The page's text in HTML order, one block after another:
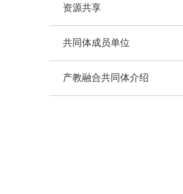
资源共享
共同体成员单位
产教融合共同体介绍